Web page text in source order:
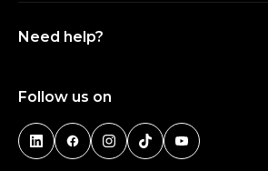
Need help?
Follow us on